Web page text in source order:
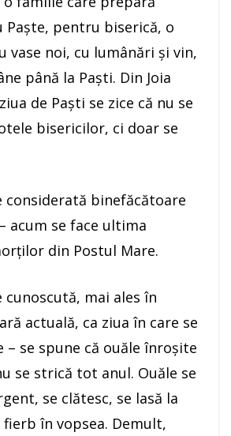
Paşte, pentru biserică, o
vase noi, cu lumânări şi vin,
până la Paşti. Din Joia
de Paşti se zice că nu se
bisericilor, ci doar se
considerată binefăcătoare
acum se face ultima
din Postul Mare.
cunoscută, mai ales în
actuală, ca ziua în care se
– se spune că ouăle înroşite
se strică tot anul. Ouăle se
se clătesc, se lasă la
în vopsea. Demult,